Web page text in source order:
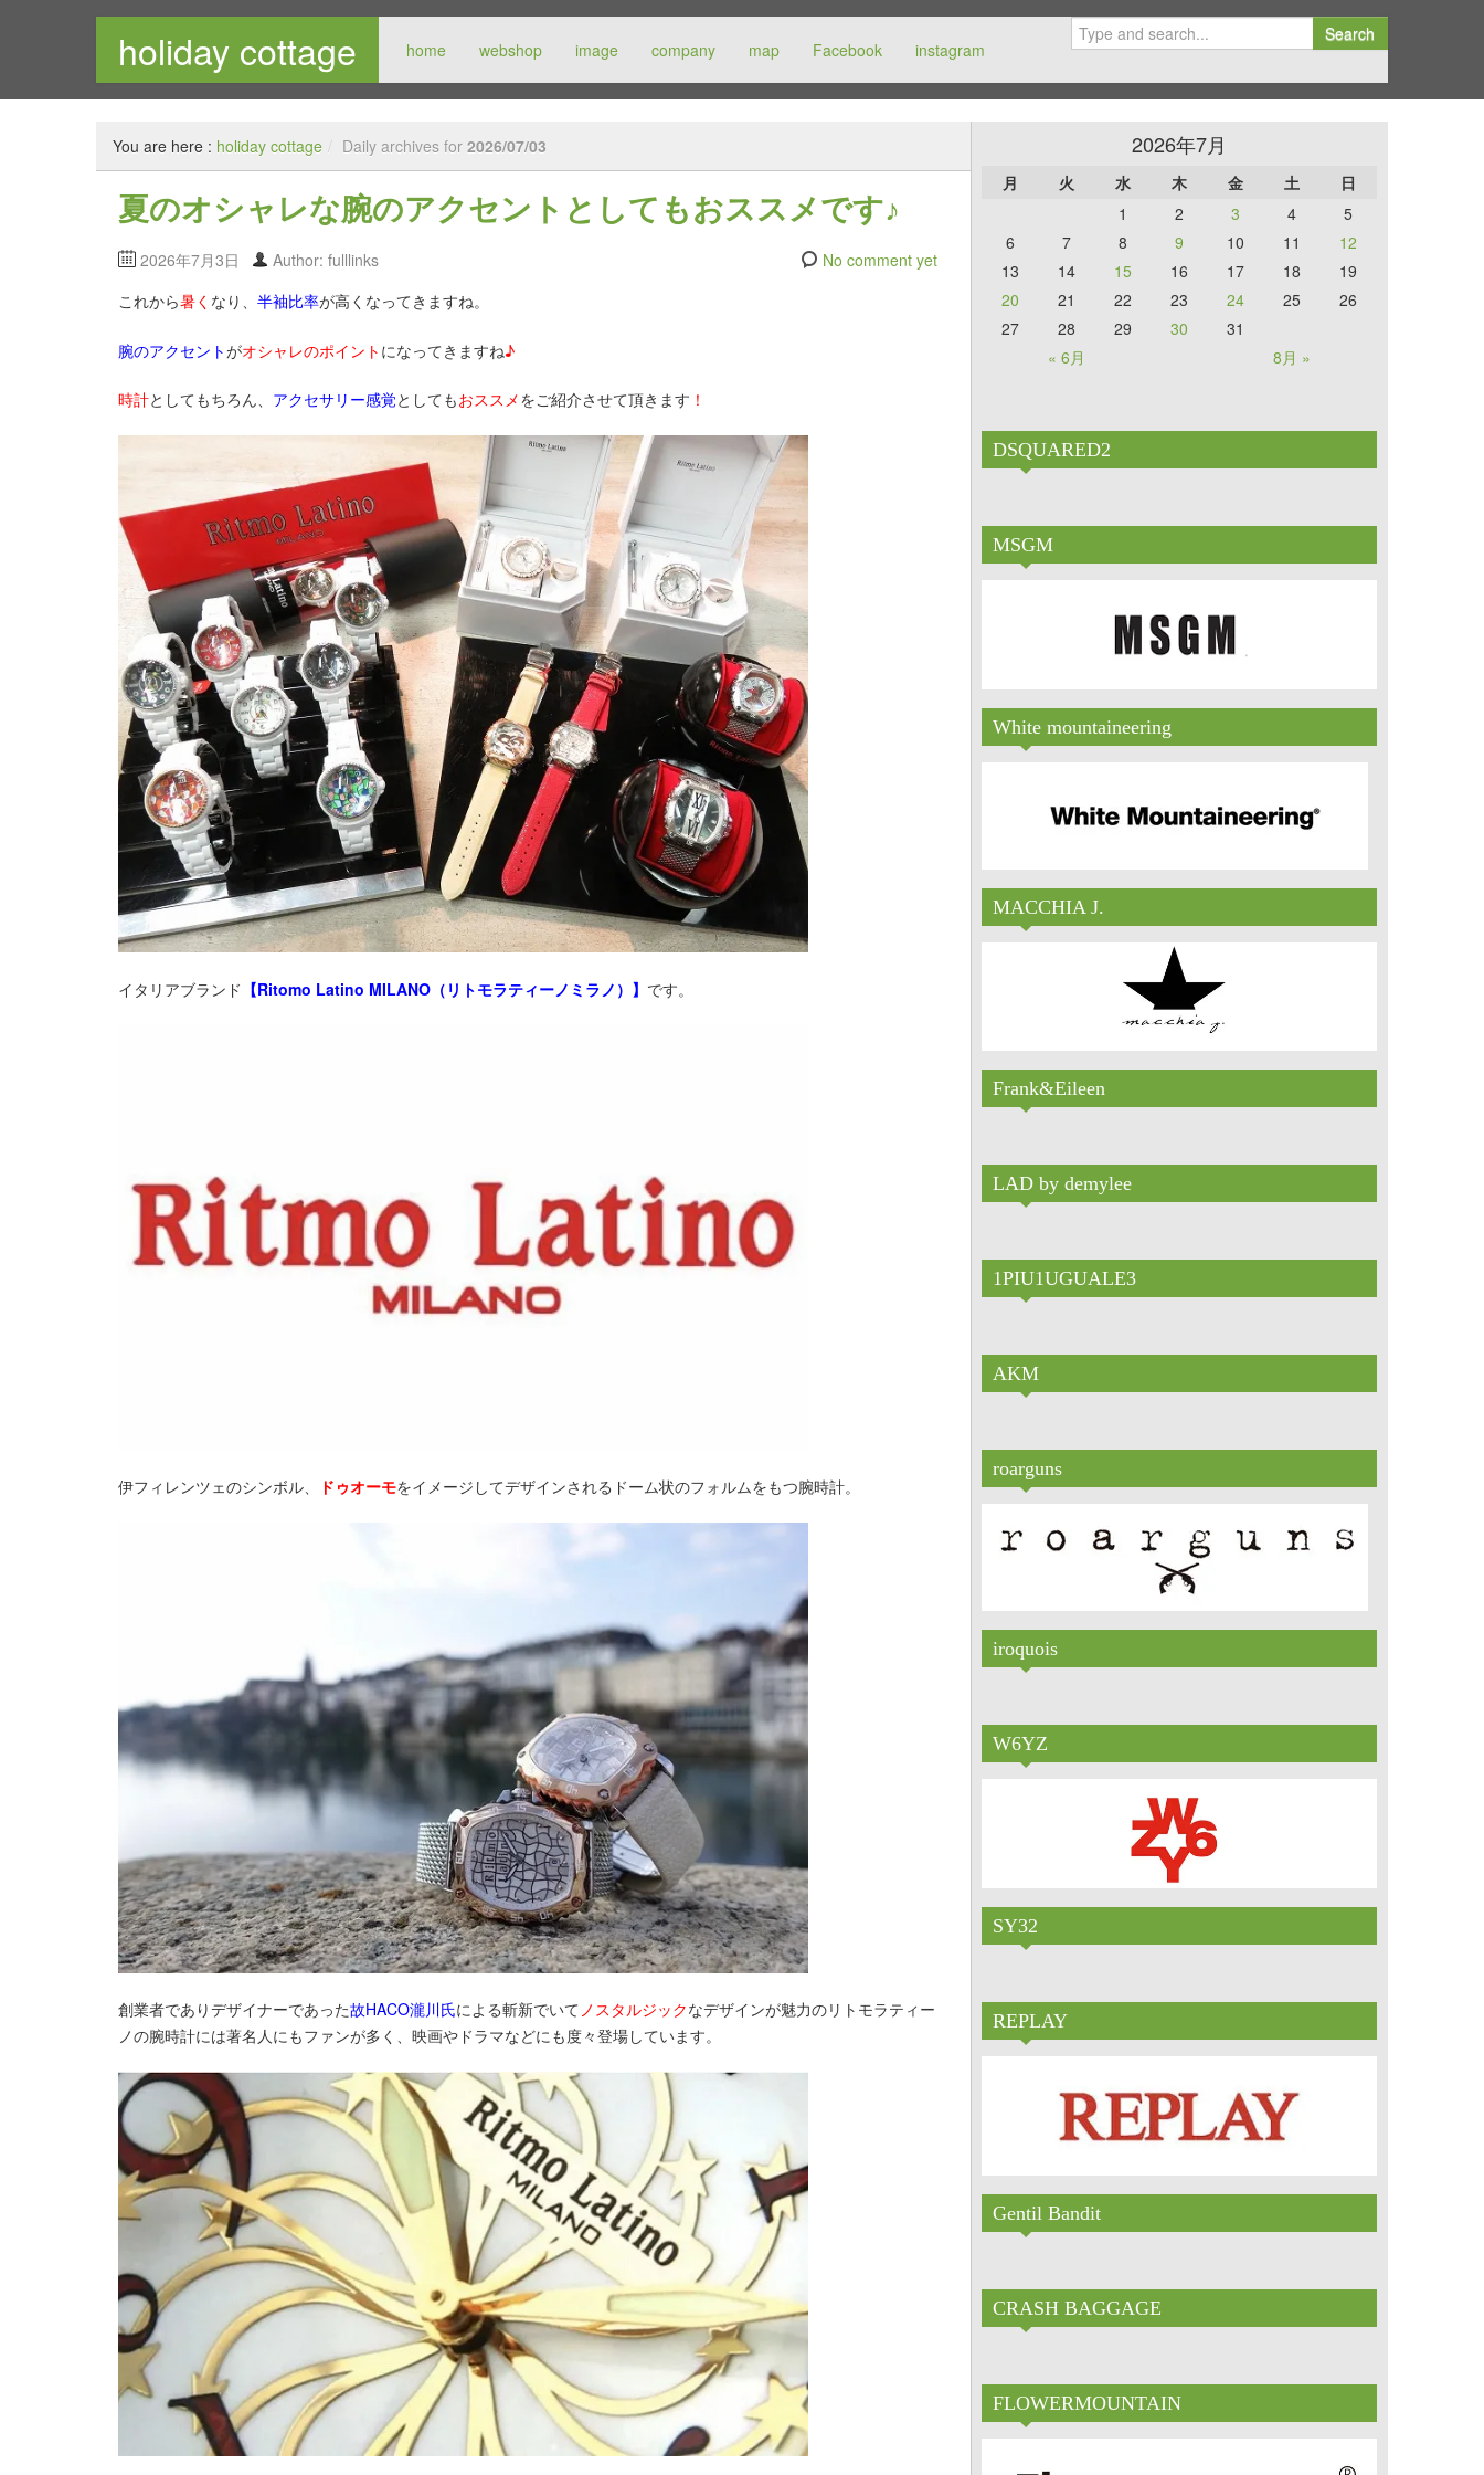
holiday cottage home webshop image company map Facebook instagram
Search
メンズセレクトショップ
You are here : holiday cottage / Daily archives for 2026/07/03
夏のオシャレな腕のアクセントとしてもおススメです♪
2026年7月3日 Author: fulllinks
No comment yet
これから暑く なり、 半袖比率が高くなってきますね。
腕のアクセントがオシャレのポイント になってきますね♪
時計としてもちろん、 アクセサリー感覚としてもおススメをご紹介させて頂きます ！
イタリアブランド 【Ritomo Latino MILANO（リトモラティーノミラノ）】 です。
伊フィレンツェのシンボル、 ドゥオーモをイメージしてデザインされるドーム状のフォルムをもつ腕時計。
創業者でありデザイナーであった故HACO瀧川氏による斬新でいて ノスタルジックなデザインが魅力のリトモラティー
ノの腕時計には著名人にもファンが多く、映画やドラマなどにも度々登場しています。
2026年7月
月 火 水 木 金 土 日
« 6月 8月 »
1 2 3 4
5
6
7 8 9 10 11
12
13
14 15 16 17 18
19
20
21 22 23 24 25
26
27
28 29 30 31
DSQUARED2
MSGM
White mountaineering
MACCHIA J.
Frank&Eileen
LAD by demylee
1PIU1UGUALE3
AKM
roarguns
iroquois
W6YZ
SY32
REPLAY
Gentil Bandit
CRASH BAGGAGE
FLOWERMOUNTAIN